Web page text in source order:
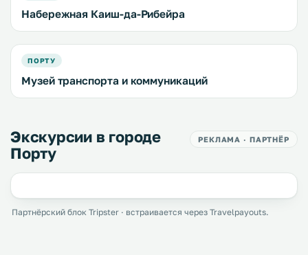
Набережная Каиш-да-Рибейра
ПОРТУ
Музей транспорта и коммуникаций
Экскурсии в городе
Порту
РЕКЛАМА · ПАРТНЁР
Партнёрский блок Tripster · встраивается через Travelpayouts.